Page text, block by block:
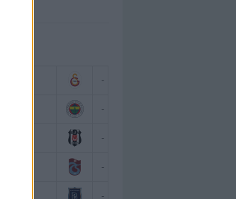
-
-
-
-
-